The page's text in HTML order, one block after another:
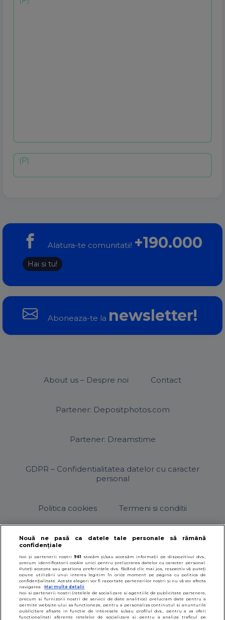
Alatura-te comunitatii! +190.000
Hai si tu!
Aboneaza-te la newsletter!
About us – Despre noi Contact
Partener: Depositphotos.com
Partener: Dreamstime
GDPR – Confidentialitatea datelor cu caracter
personal
Politica cookies Termeni si conditii
© 2026SfatulParintilor.ro
Nouă ne pasă ca datele tale personale să rămână
confidențiale
Noi și partenerii noștri 961 stocăm și/sau accesăm informații pe dispozitivul dvs.,
precum identificatorii cookie unici pentru prelucrarea datelor cu caracter personal.
Puteți accepta sau gestiona preferințele dvs. făcând clic mai jos, respectiv vă puteți
opune utilizării unui interes legitim în orice moment pe pagina cu politica de
confidențialitate. Aceste alegeri vor fi raportate partenerilor noștri și nu vă vor afecta
navigarea. Mai multe detalii
Noi si partenerii nostri (retelele de socializare si agentiile de publicitate partenere,
precum si furnizorii nostri de servicii de date analitice) prelucram date pentru a
permite website-ului sa functioneze, pentru a personaliza continutul si anunturile
publicitare afisate in functie de interesele si/sau profilul dvs., pentru a va oferi
functionalitati aferente retelelor de socializare si pentru a analiza traficul pe